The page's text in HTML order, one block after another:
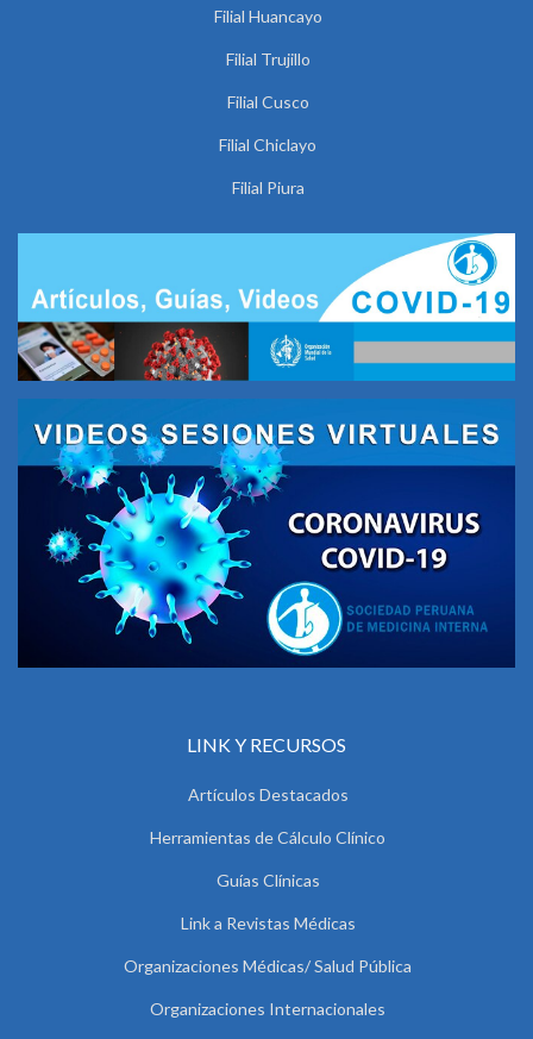
Filial Huancayo
Filial Trujillo
Filial Cusco
Filial Chiclayo
Filial Piura
LINK Y RECURSOS
Artículos Destacados
Herramientas de Cálculo Clínico
Guías Clínicas
Link a Revistas Médicas
Organizaciones Médicas/ Salud Pública
Organizaciones Internacionales